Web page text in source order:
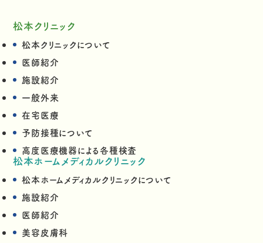
松本クリニック
松本クリニックについて
医師紹介
施設紹介
一般外来
在宅医療
予防接種について
高度医療機器による各種検査
松本ホームメディカルクリニック
松本ホームメディカルクリニックについて
施設紹介
医師紹介
美容皮膚科